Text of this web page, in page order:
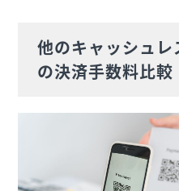
他のキャッシュレ
の決済手数料比較